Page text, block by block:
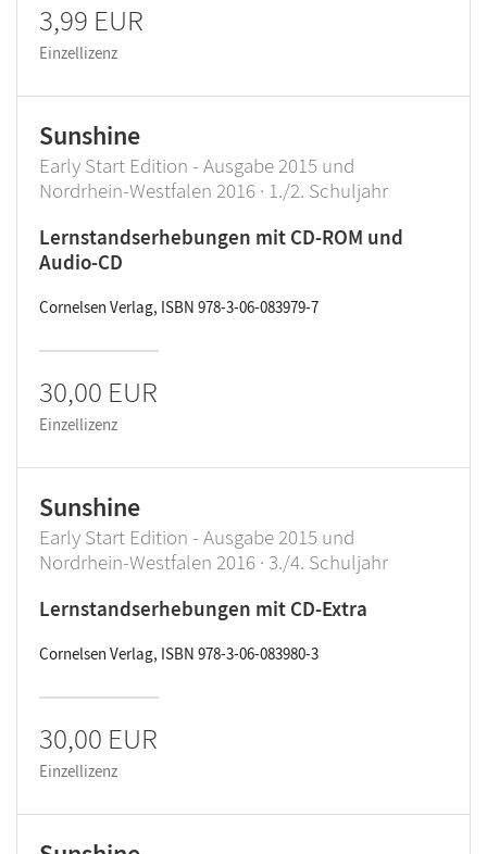
3,99 EUR
Einzellizenz
Sunshine
Early Start Edition - Ausgabe 2015 und
Nordrhein-Westfalen 2016 · 1./2. Schuljahr
Lernstandserhebungen mit CD-ROM und
Audio-CD
Cornelsen Verlag, ISBN 978-3-06-083979-7
30,00 EUR
Einzellizenz
Sunshine
Early Start Edition - Ausgabe 2015 und
Nordrhein-Westfalen 2016 · 3./4. Schuljahr
Lernstandserhebungen mit CD-Extra
Cornelsen Verlag, ISBN 978-3-06-083980-3
30,00 EUR
Einzellizenz